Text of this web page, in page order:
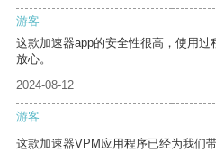
游客
这款加速器app的安全性很高，使用
放心。
2024-08-12
游客
这款加速器VPM应用程序已经为我们